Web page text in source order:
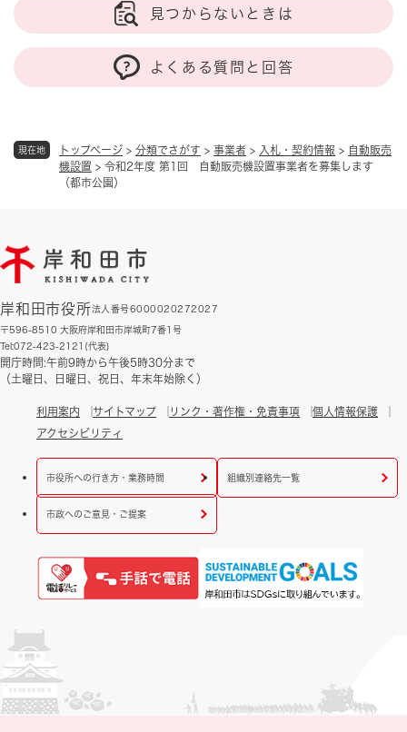
現在地 トップページ > 分類でさがす > 事業者 > 入札・契約情報 > 自動販売
機設置 > 令和2年度 第1回 自動販売機設置事業者を募集します
（都市公園）
見つからないときは
よくある質問と回答
岸和田市役所法人番号6000020272027
〒596-8510 大阪府岸和田市岸城町7番1号
Tel:072-423-2121(代表)
開庁時間:午前9時から午後5時30分まで
（土曜日、日曜日、祝日、年末年始除く）
利用案内 サイトマップ リンク・著作権・免責事項
個人情報保護
アクセシビリティ
市役所への行き方・業務時間 組織別連絡先一覧
市政へのご意見・ご提案